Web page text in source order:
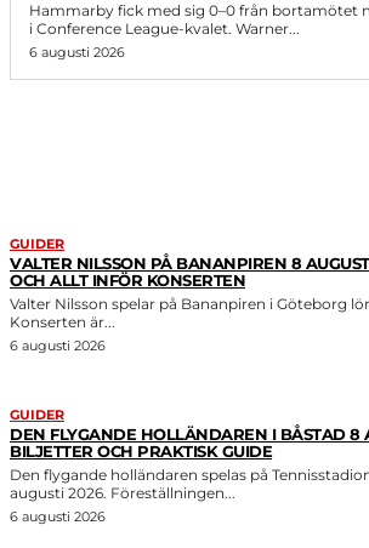
Hammarby fick med sig 0–0 från bortamötet
i Conference League-kvalet. Warner...
6 augusti 2026
GUIDER
VALTER NILSSON PÅ BANANPIREN 8
OCH ALLT INFÖR KONSERTEN
Valter Nilsson spelar på Bananpiren i Göteborg
Konserten är...
6 augusti 2026
GUIDER
DEN FLYGANDE HOLLÄNDAREN I BÅSTAD 8
BILJETTER OCH PRAKTISK GUIDE
Den flygande holländaren spelas på
augusti 2026. Föreställningen...
6 augusti 2026